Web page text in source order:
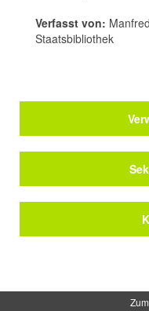
Verfasst von:
Staatsbibliothek